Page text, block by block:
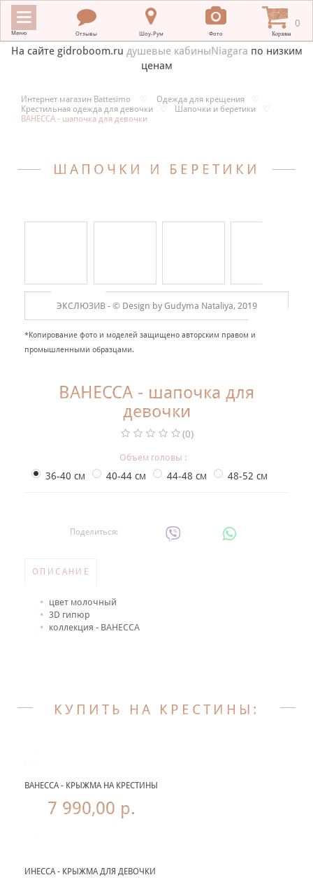
0
Корзина
Меню
КРЕСТИЛЬНЫЕ ПОЛОТЕНЦА
ДЛЯ НОВОРОЖДЕННЫХ
Фотогалерея
Помощь покупателю
Интересное о крещении ребенка
Отзывы Шоу-Рум Фото
На сайте gidroboom.ru душевые кабиныNiagara по низким
ценам
Интернет магазин Battesimo ♡ Одежда для крещения
♡
Крестильная одежда для девочки
♡ Шапочки и беретики
♡
ВАНЕССА - шапочка для девочки
ШАПОЧКИ И БЕРЕТИКИ
ЭКСЛЮЗИВ - © Design by Gudyma Nataliya, 2019
*Копирование фото и моделей защищено авторским правом и
промышленными образцами.
ВАНЕССА - шапочка для
девочки
(0)
Объем головы :
36-40 см 40-44 см 44-48 см 48-52 см
Поделиться:
ОПИСАНИЕ
цвет молочный
3D гипюр
коллекция - ВАНЕССА
КУПИТЬ НА КРЕСТИНЫ:
ВАНЕССА - КРЫЖМА НА КРЕСТИНЫ
7 990,00 р.
ИНЕССА - КРЫЖМА ДЛЯ ДЕВОЧКИ